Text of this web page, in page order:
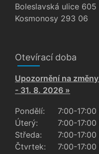
Boleslavská ulice 605
Kosmonosy 293 06
Otevírací doba
Upozornění na
- 31. 8. 2026 »
Pondělí:
Úterý:
Středa:
Čtvrtek:
7:00-17:00
7:00-17:00
7:00-17:00
7:00-17:00